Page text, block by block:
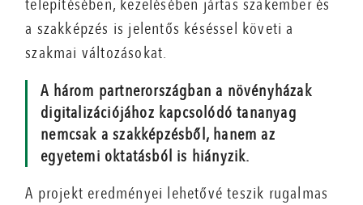
a szakképzés is jelentős késéssel követi a
szakmai változásokat.
A három partnerországban a növényházak
digitalizációjához kapcsolódó tananyag
nemcsak a szakképzésből, hanem az
egyetemi oktatásból is hiányzik.
A projekt eredményei lehetővé teszik rugalmas